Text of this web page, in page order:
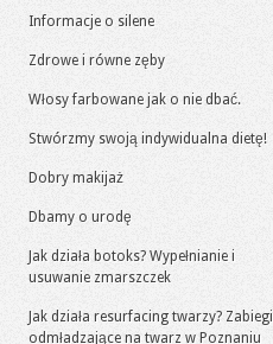
Informacje o silene
Zdrowe i równe zęby
Włosy farbowane jak o nie dbać.
Stwórzmy swoją indywidualna dietę!
Dobry makijaż
Dbamy o urodę
Jak działa botoks? Wypełnianie i
usuwanie zmarszczek
Jak działa resurfacing twarzy? Zabiegi
odmładzające na twarz w Poznaniu